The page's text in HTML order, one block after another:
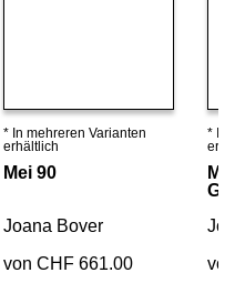
Details ansehen
* In mehreren Varianten
erhältlich
Mei 90
Joana Bover
von CHF 661.00
* In